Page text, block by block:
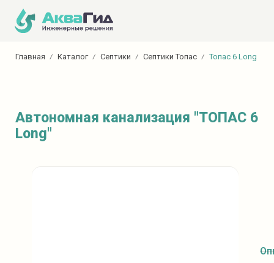
Главная Каталог Септики Септики Топас Топас 6 Long
Автономная канализация "ТОПАС 6
Long"